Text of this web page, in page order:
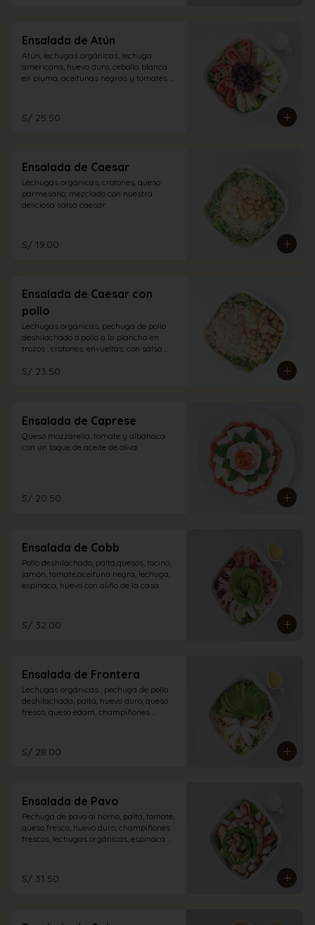
Ensalada de Atún
Atún, lechugas orgánicas, lechuga
americana, huevo duro, cebolla blanca
en pluma, aceitunas negras y tomates
S/ 25.50
Ensalada de Caesar
Lechugas orgánicas, crotones, queso
parmesano; mezclado con nuestra
deliciosa salsa caesar.
S/ 19.00
Ensalada de Caesar con
pollo
Lechugas orgánicas, pechuga de pollo
deshilachado o pollo a la plancha en
trozos , crotones, envueltas, con salsa
parmesano.
S/ 23.50
Ensalada de Caprese
Queso mozzarella, tomate y albahaca
con un toque de aceite de oliva.
S/ 20.50
Ensalada de Cobb
Pollo deshilachado, palta,quesos, tocino,
jamón, tomate,aceituna negra, lechuga,
espinaca, huevo con aliño de la casa.
S/ 32.00
Ensalada de Frontera
Lechugas orgánicas , pechuga de pollo
deshilachada, palta, huevo duro, queso
fresco, queso edam, champiñones
S/ 28.00
Ensalada de Pavo
Pechuga de pavo al horno, palta, tomate,
queso fresco, huevo duro, champiñones
frescos, lechugas orgánicas, espinaca
S/ 31.50